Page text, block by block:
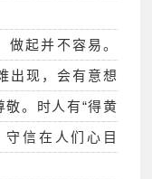
起并不容易。
出现，会有意想
。时人有“得黄
信在人们心目